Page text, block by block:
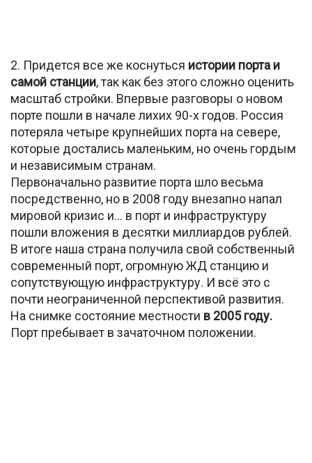
2. Придется все же коснуться истории порта и
самой станции, так как без этого сложно оценить
масштаб стройки. Впервые разговоры о новом
порте пошли в начале лихих 90-х годов. Россия
потеряла четыре крупнейших порта на севере,
которые достались маленьким, но очень гордым
и независимым странам.
Первоначально развитие порта шло весьма
посредственно, но в 2008 году внезапно напал
мировой кризис и… в порт и инфраструктуру
пошли вложения в десятки миллиардов рублей.
В итоге наша страна получила свой собственный
современный порт, огромную ЖД станцию и
сопутствующую инфраструктуру. И всё это с
почти неограниченной перспективой развития.
На снимке состояние местности в 2005 году.
Порт пребывает в зачаточном положении.